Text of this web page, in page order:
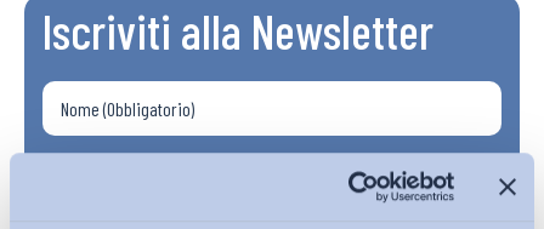
Iscriviti alla Newsletter